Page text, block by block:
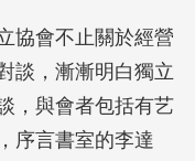
協會不止關於經營
談，漸漸明白獨立
，與會者包括有艺
序言書室的李達